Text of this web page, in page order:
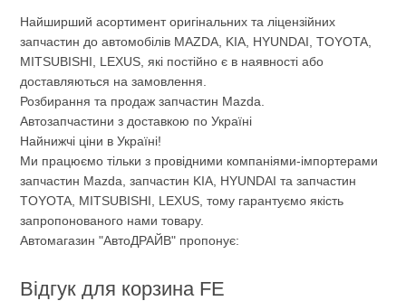
Найширший асортимент оригінальних та ліцензійних
запчастин до автомобілів MAZDA, KIA, HYUNDAI, TOYOTA,
MITSUBISHI, LEXUS, які постійно є в наявності або
доставляються на замовлення.
Розбирання та продаж запчастин Mazda.
Автозапчастини з доставкою по Україні
Найнижчі ціни в Україні!
Ми працюємо тільки з провідними компаніями-імпортерами
запчастин Mazda, запчастин KIA, HYUNDAI та запчастин
TOYOTA, MITSUBISHI, LEXUS, тому гарантуємо якість
запропонованого нами товару.
Автомагазин "АвтоДРАЙВ" пропонує:
Відгук для корзина FE